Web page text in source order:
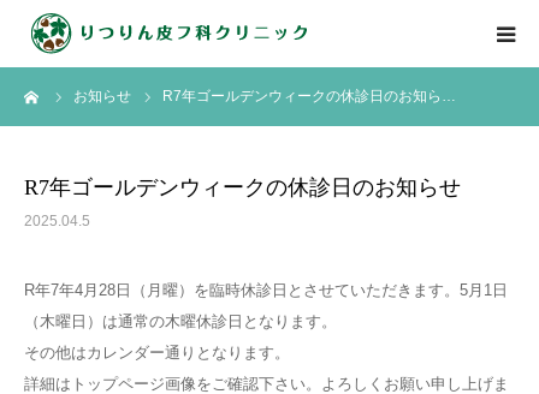
お知らせ R7年ゴールデンウィークの休診日のお知ら…
R7年ゴールデンウィークの休診日のお知らせ
2025.04.5
R年7年4月28日（月曜）を臨時休診日とさせていただきます。5月1日
（木曜日）は通常の木曜休診日となります。
その他はカレンダー通りとなります。
詳細はトップページ画像をご確認下さい。よろしくお願い申し上げま
HOME
よくあるご質問